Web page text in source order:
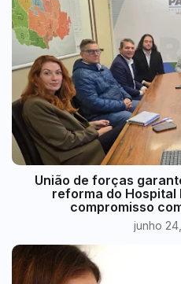
União de forças
reforma do
compromisso
junho